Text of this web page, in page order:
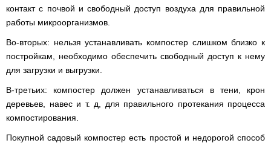
контакт с почвой и свободный доступ воздуха для правильной
работы микроорганизмов.
Во-вторых: нельзя устанавливать компостер слишком близко к
постройкам, необходимо обеспечить свободный доступ к нему
для загрузки и выгрузки.
В-третьих: компостер должен устанавливаться в тени, крон
деревьев, навес и т. д, для правильного протекания процесса
компостирования.
Покупной садовый компостер есть простой и недорогой способ